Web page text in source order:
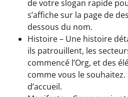
de votre slogan rapide
s’affiche sur la page de
dessous du nom.
Histoire – Une histoire
ils patrouillent, les
commencé l’Org, et des
comme vous le souhaitez.
d’accueil.